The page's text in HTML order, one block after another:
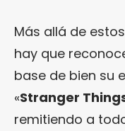
Más allá de
hay que
base de bien su
«Stranger
remitiendo a